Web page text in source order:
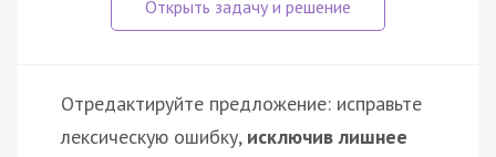
Отредактируйте предложение: исправьте
лексическую ошибку, исключив лишнее